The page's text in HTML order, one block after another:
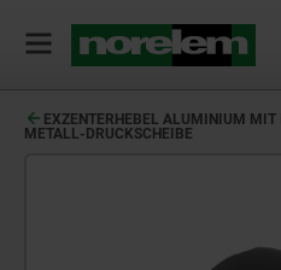
EXZENTERHEBEL ALUMINIUM MIT
METALL-DRUCKSCHEIBE